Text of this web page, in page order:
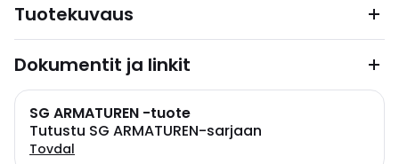
Tuotekuvaus
Dokumentit ja linkit
SG ARMATUREN -tuote
Tutustu SG ARMATUREN-sarjaan
Tovdal